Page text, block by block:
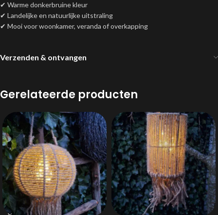
✔ Warme donkerbruine kleur
✔ Landelijke en natuurlijke uitstraling
✔ Mooi voor woonkamer, veranda of overkapping
Verzenden & ontvangen
Gerelateerde producten